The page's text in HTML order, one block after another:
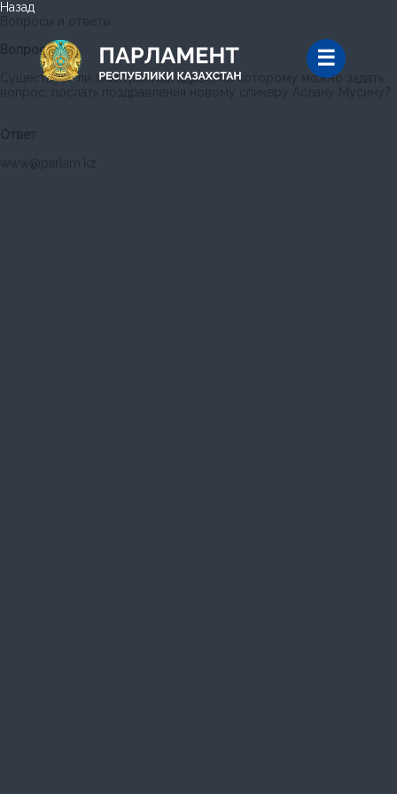
Назад
Вопросы и ответы
Вопрос
Cуществует ли электронный адрес, по которому можно задать
вопрос, послать поздравления новому спикеру Аслану Мусину?
Ответ
www@parlam.kz